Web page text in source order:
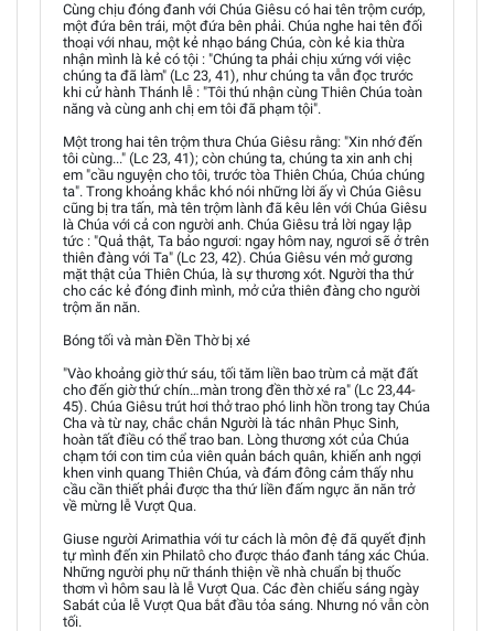
Cùng chịu đóng đanh với Chúa Giêsu có hai tên trộm cướp,
một đứa bên trái, một đứa bên phải. Chúa nghe hai tên đối
thoại với nhau, một kẻ nhạo báng Chúa, còn kẻ kia thừa
nhận mình là kẻ có tội : "Chúng ta phải chịu xứng với việc
chúng ta đã làm" (Lc 23, 41), như chúng ta vẫn đọc trước
khi cử hành Thánh lễ : "Tôi thú nhận cùng Thiên Chúa toàn
năng và cùng anh chị em tôi đã phạm tội".
Một trong hai tên trộm thưa Chúa Giêsu rằng: "Xin nhớ đến
tôi cùng..." (Lc 23, 41); còn chúng ta, chúng ta xin anh chị
em "cầu nguyện cho tôi, trước tòa Thiên Chúa, Chúa chúng
ta". Trong khoảng khắc khó nói những lời ấy vì Chúa Giêsu
cũng bị tra tấn, mà tên trộm lành đã kêu lên với Chúa Giêsu
là Chúa với cả con người anh. Chúa Giêsu trả lời ngay lập
tức : "Quả thật, Ta bảo ngươi: ngay hôm nay, ngươi sẽ ở trên
thiên đàng với Ta" (Lc 23, 42). Chúa Giêsu vén mở gương
mặt thật của Thiên Chúa, là sự thương xót. Người tha thứ
cho các kẻ đóng đinh mình, mở cửa thiên đàng cho người
trộm ăn năn.
Bóng tối và màn Đền Thờ bị xé
"Vào khoảng giờ thứ sáu, tối tăm liền bao trùm cả mặt đất
cho đến giờ thứ chín…màn trong đền thờ xé ra" (Lc 23,44-
45). Chúa Giêsu trút hơi thở trao phó linh hồn trong tay Chúa
Cha và từ nay, chắc chắn Người là tác nhân Phục Sinh,
hoàn tất điều có thể trao ban. Lòng thương xót của Chúa
chạm tới con tim của viên quản bách quân, khiến anh ngợi
khen vinh quang Thiên Chúa, và đám đông cảm thấy nhu
cầu cần thiết phải được tha thứ liền đấm ngực ăn năn trở
về mừng lễ Vượt Qua.
Giuse người Arimathia với tư cách là môn đệ đã quyết định
tự mình đến xin Philatô cho được tháo đanh táng xác Chúa.
Những người phụ nữ thánh thiện về nhà chuẩn bị thuốc
thơm vì hôm sau là lễ Vượt Qua. Các đèn chiếu sáng ngày
Sabát của lễ Vượt Qua bắt đầu tỏa sáng. Nhưng nó vẫn còn
tối.